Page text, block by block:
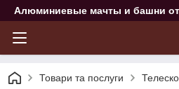
Алюминиевые мачты и башни
Товари та послуги